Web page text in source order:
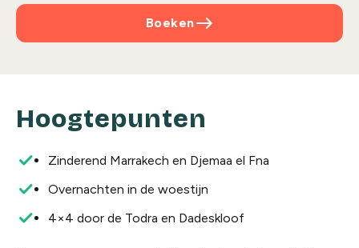
east
Boeken
Hoogtepunten
Zinderend Marrakech en Djemaa el Fna
Overnachten in de woestijn
4×4 door de Todra en Dadeskloof